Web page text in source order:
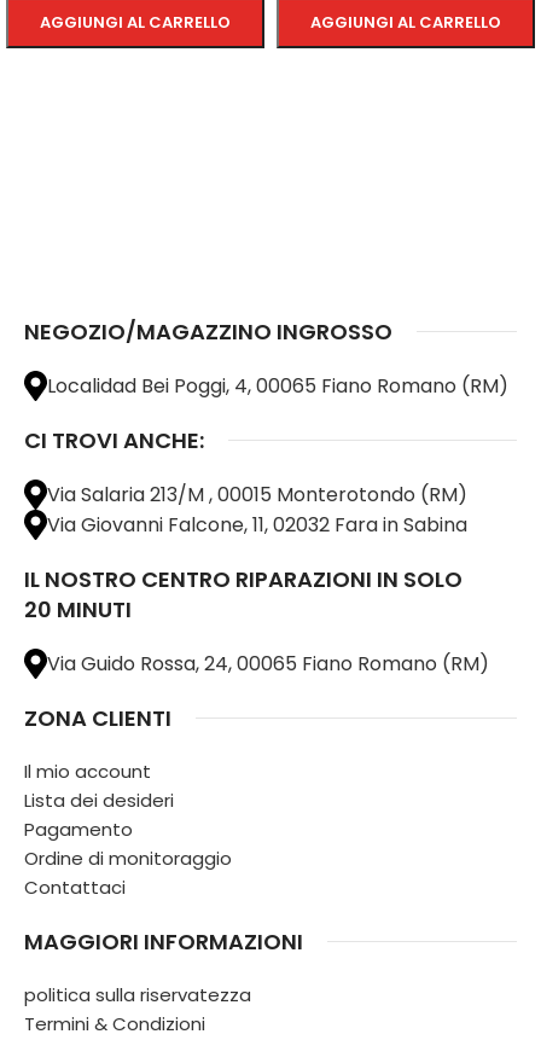
AGGIUNGI AL CARRELLO AGGIUNGI AL CARRELLO
NEGOZIO/MAGAZZINO INGROSSO
Localidad Bei Poggi, 4, 00065 Fiano Romano (RM)
CI TROVI ANCHE:
Via Salaria 213/M , 00015 Monterotondo (RM)
Via Giovanni Falcone, 11, 02032 Fara in Sabina
IL NOSTRO CENTRO RIPARAZIONI IN SOLO
20 MINUTI
Via Guido Rossa, 24, 00065 Fiano Romano (RM)
ZONA CLIENTI
Il mio account
Lista dei desideri
Pagamento
Ordine di monitoraggio
Contattaci
MAGGIORI INFORMAZIONI
politica sulla riservatezza
Termini & Condizioni